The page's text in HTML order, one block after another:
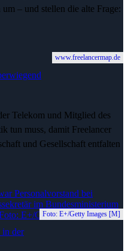
– und stellen die alte Frage:
www.freelancermap.de
Telekom und Mitglied des
tun muss, damit Freelancer
und Gesellschaft entfalten
Foto: E+/Getty Images [M]
in der